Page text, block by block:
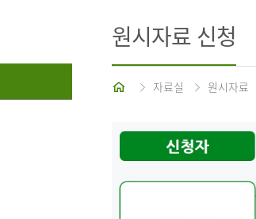
원시자료 신청
홈 자료실 원시자료